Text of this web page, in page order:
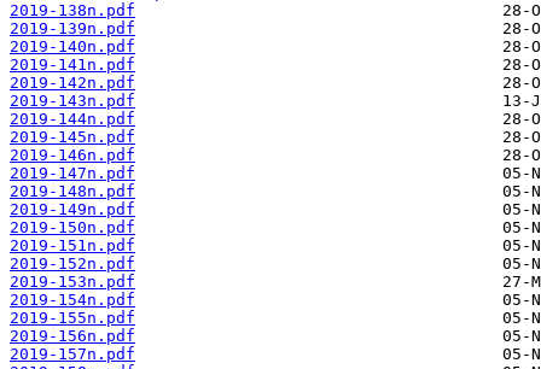
2019-138n.pdf
2019-139n.pdf
2019-140n.pdf
2019-141n.pdf
2019-142n.pdf
2019-143n.pdf
2019-144n.pdf
2019-145n.pdf
2019-146n.pdf
2019-147n.pdf
2019-148n.pdf
2019-149n.pdf
2019-150n.pdf
2019-151n.pdf
2019-152n.pdf
2019-153n.pdf
2019-154n.pdf
2019-155n.pdf
2019-156n.pdf
2019-157n.pdf